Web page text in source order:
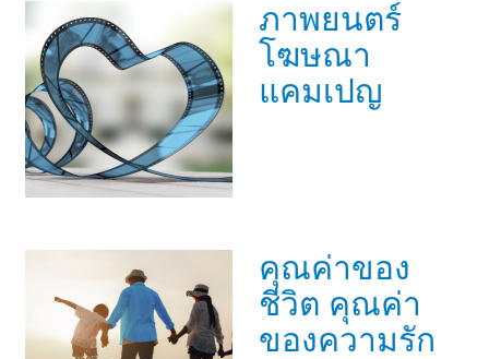
ภาพยนตร์
โฆษณา
แคมเปญ
คุณค่าของ
ชีวิต คุณค่า
ของความรัก